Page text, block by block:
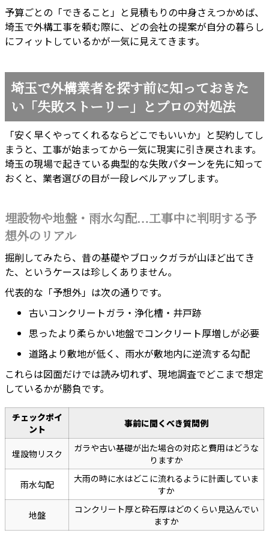
予算ごとの「できること」と見積もりの中身さえつかめば、
埼玉で外構工事を頼む際に、どの会社の提案が自分の暮らし
にフィットしているかが一気に見えてきます。
埼玉で外構業者を探す前に知っておきた
い「失敗ストーリー」とプロの対処法
「安く早くやってくれるならどこでもいいか」と契約してし
まうと、工事が始まってから一気に現実に引き戻されます。
埼玉の現場で起きている典型的な失敗パターンを先に知って
おくと、業者選びの目が一段レベルアップします。
埋設物や地盤・雨水勾配…工事中に判明する予
想外のリアル
掘削してみたら、昔の基礎やブロックガラが山ほど出てき
た、というケースは珍しくありません。
代表的な「予想外」は次の通りです。
古いコンクリートガラ・浄化槽・井戸跡
思ったより柔らかい地盤でコンクリート厚増しが必要
道路より敷地が低く、雨水が敷地内に逆流する勾配
これらは図面だけでは読み切れず、現地調査でどこまで想定
しているかが勝負です。
チェックポイ
ント
事前に聞くべき質問例
埋設物リスク
ガラや古い基礎が出た場合の対応と費用はどうな
りますか
雨水勾配
大雨の時に水はどこに流れるように計画していま
すか
地盤
コンクリート厚と砕石厚はどのくらい見込んでい
ますか